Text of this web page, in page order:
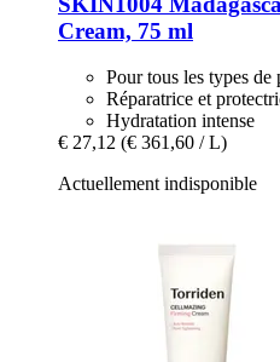
Cream, 75 ml
Pour tous les types de
Réparatrice et
Hydratation intense
€ 27,12 (€ 361,60 / L)
Actuellement indisponible